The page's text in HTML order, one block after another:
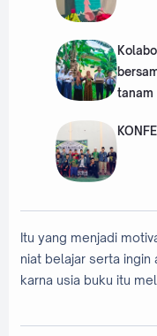
tanam
Itu yang menjadi
niat belajar serta ingin
karna usia buku itu